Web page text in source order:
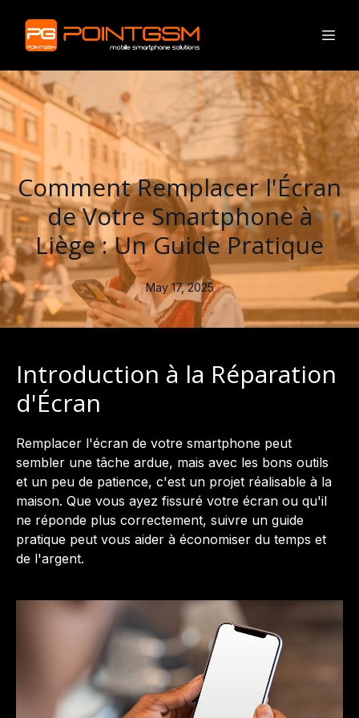
Comment Remplacer l'Écran
de Votre Smartphone à
Liège : Un Guide Pratique
May 17, 2025
Introduction à la Réparation
d'Écran
Remplacer l'écran de votre smartphone peut
sembler une tâche ardue, mais avec les bons outils
et un peu de patience, c'est un projet réalisable à la
maison. Que vous ayez fissuré votre écran ou qu'il
ne réponde plus correctement, suivre un guide
pratique peut vous aider à économiser du temps et
de l'argent.